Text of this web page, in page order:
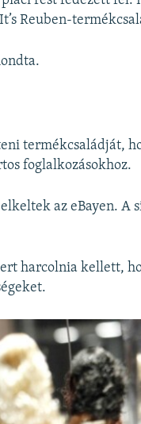
Reuben-
termékcsaládját,
foglalkozásokhoz.
az eBayen. A
harcolnia kellett,